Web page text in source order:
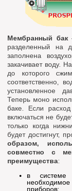
Мембранный бак
разделенный на
заполнена
закачивает воду.
до которого
соответственно,
установленное
Теперь моно
баке. Если
включаться не
только когда
будет достигнут,
образом,
совместно с
преимущества:
в системе
приборов;